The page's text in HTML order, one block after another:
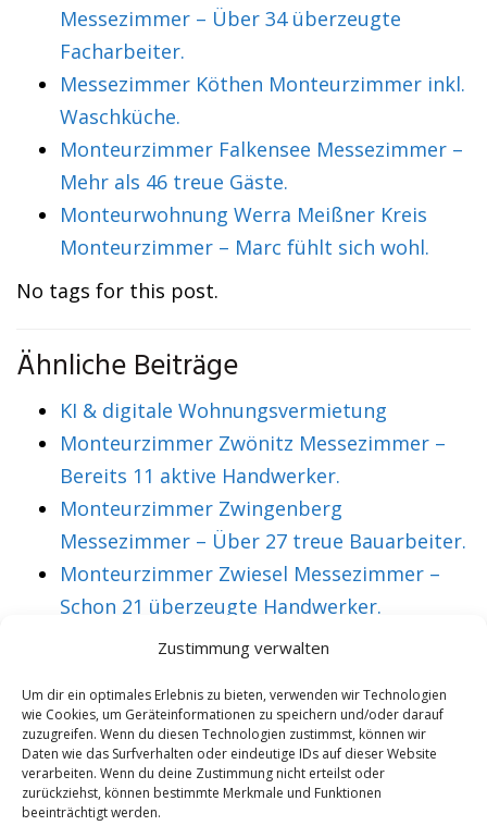
Zustimmung verwalten
Um dir ein optimales Erlebnis zu bieten, verwenden wir Technologien
wie Cookies, um Geräteinformationen zu speichern und/oder darauf
zuzugreifen. Wenn du diesen Technologien zustimmst, können wir
Daten wie das Surfverhalten oder eindeutige IDs auf dieser Website
verarbeiten. Wenn du deine Zustimmung nicht erteilst oder
zurückziehst, können bestimmte Merkmale und Funktionen
beeinträchtigt werden.
Messezimmer – Über 34 überzeugte
Facharbeiter.
Messezimmer Köthen Monteurzimmer inkl.
Waschküche.
Monteurzimmer Falkensee Messezimmer –
Mehr als 46 treue Gäste.
Monteurwohnung Werra Meißner Kreis
Monteurzimmer – Marc fühlt sich wohl.
No tags for this post.
Ähnliche Beiträge
KI & digitale Wohnungsvermietung
Monteurzimmer Zwönitz Messezimmer –
Bereits 11 aktive Handwerker.
Monteurzimmer Zwingenberg
Messezimmer – Über 27 treue Bauarbeiter.
Monteurzimmer Zwiesel Messezimmer –
Schon 21 überzeugte Handwerker.
Monteurzimmer Zwickau Messezimmer –
VORHERIGER ARTIKEL
Monteurzimmer
Horb Messezimmer
NÄCHSTER ARTIKEL
Monteurzimmer